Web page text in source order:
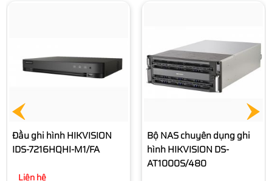
Bộ NAS chuyên dụng ghi
hình HIKVISION DS-
AT1000S/320
Liên hệ